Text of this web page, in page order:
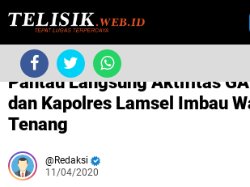
/Fatwa MUI Corona////
Pantau Langsung Aktifitas
dan Kapolres Lamsel Imbau
Tenang
Redaksi
11/04/2020